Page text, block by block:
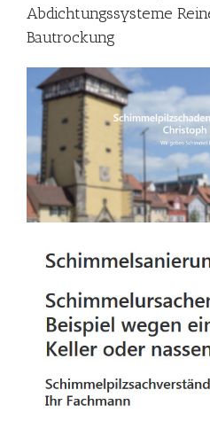
Abdichtungssysteme
Bautrockung